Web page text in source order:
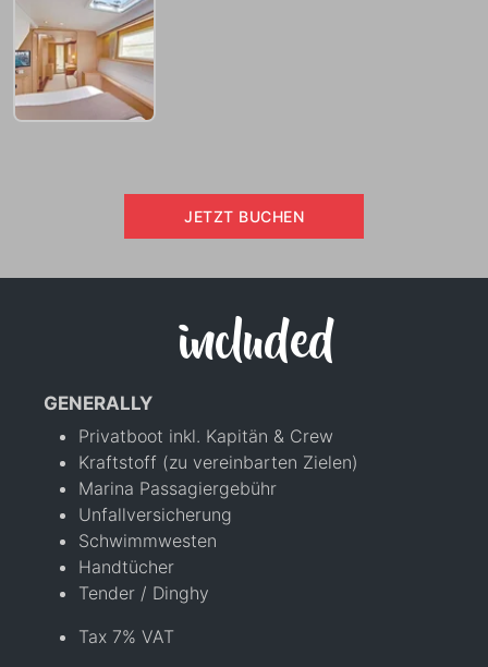
JETZT BUCHEN
included
GENERALLY
Privatboot inkl. Kapitän & Crew
Kraftstoff (zu vereinbarten Zielen)
Marina Passagiergebühr
Unfallversicherung
Schwimmwesten
Handtücher
Tender / Dinghy
Tax 7% VAT